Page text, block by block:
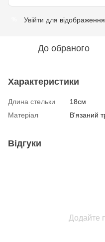
Увійти для
До обраного
Характеристики
Длина стельки
18см
Матеріал
В'язаний
Відгуки
Додайте